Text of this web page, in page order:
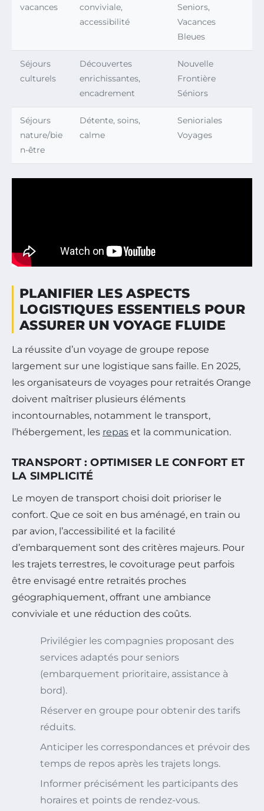
vacances
conviviale,
accessibilité
Seniors,
Vacances
Bleues
Séjours
culturels
Découvertes
enrichissantes,
encadrement
Nouvelle
Frontière
Séniors
Séjours
nature/bie
n-être
Détente, soins,
calme
Senioriales
Voyages
PLANIFIER LES ASPECTS
LOGISTIQUES ESSENTIELS POUR
ASSURER UN VOYAGE FLUIDE
La réussite d’un voyage de groupe repose
largement sur une logistique sans faille. En 2025,
les organisateurs de voyages pour retraités Orange
doivent maîtriser plusieurs éléments
incontournables, notamment le transport,
l’hébergement, les repas et la communication.
TRANSPORT : OPTIMISER LE CONFORT ET
LA SIMPLICITÉ
Le moyen de transport choisi doit prioriser le
confort. Que ce soit en bus aménagé, en train ou
par avion, l’accessibilité et la facilité
d’embarquement sont des critères majeurs. Pour
les trajets terrestres, le covoiturage peut parfois
être envisagé entre retraités proches
géographiquement, offrant une ambiance
conviviale et une réduction des coûts.
Privilégier les compagnies proposant des
services adaptés pour seniors
(embarquement prioritaire, assistance à
bord).
Réserver en groupe pour obtenir des tarifs
réduits.
Anticiper les correspondances et prévoir des
temps de repos après les trajets longs.
Informer précisément les participants des
horaires et points de rendez-vous.